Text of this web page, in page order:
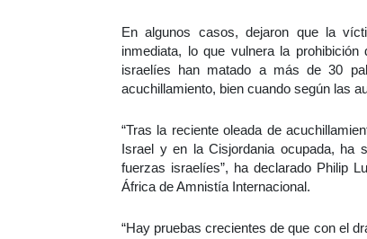
En algunos casos, dejaron que la
inmediata, lo que vulnera la
israelíes han matado a más de 30
acuchillamiento, bien cuando según las
“Tras la reciente oleada de
Israel y en la Cisjordania ocupada, ha
fuerzas israelíes”, ha declarado Philip
África de Amnistía Internacional.
“Hay pruebas crecientes de que con el